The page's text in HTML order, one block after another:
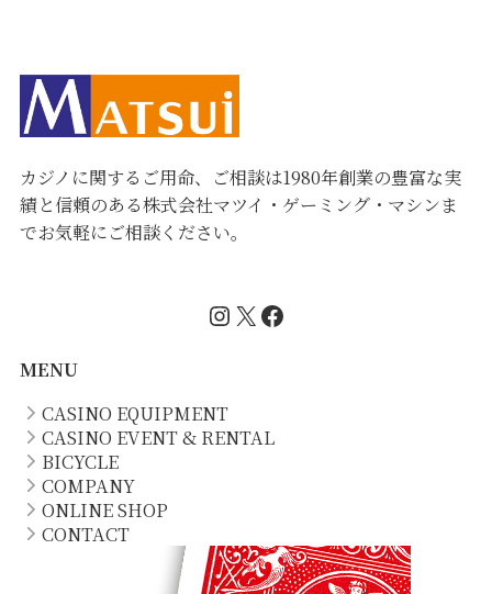
カジノに関するご用命、ご相談は1980年創業の豊富な実
績と信頼のある株式会社マツイ・ゲーミング・マシンま
でお気軽にご相談ください。
InstagramX Facebook
MENU
CASINO EQUIPMENT
CASINO EVENT & RENTAL
BICYCLE
COMPANY
ONLINE SHOP
CONTACT